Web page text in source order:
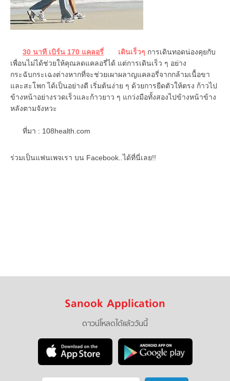
30 นาที เบิร์น 170 แคลอรี่ เดินเร็วๆ การเดินทอดน่องคุยกับ
เพื่อนไม่ได้ช่วยให้คุณลดแคลอรี่ได้ แต่การเดินเร็ว ๆ อย่าง
กระฉับกระเฉงต่างหากที่จะช่วยเผาผลาญแคลอรี่จากกล้ามเนื้อขา
และสะโพก ได้เป็นอย่างดี เริ่มต้นง่าย ๆ ด้วยการยืดตัวให้ตรง ก้าวไป
ข้างหน้าอย่างรวดเร็วและก้าวยาว ๆ แกว่งมือทั้งสองไปข้างหน้าข้าง
หลังตามจังหวะ
ที่มา : 108health.com
ร่วมเป็นแฟนเพจเรา บน Facebook..ได้ที่นี่เลย!!
Sanook Application
ดาวน์โหลดได้แล้ววันนี้